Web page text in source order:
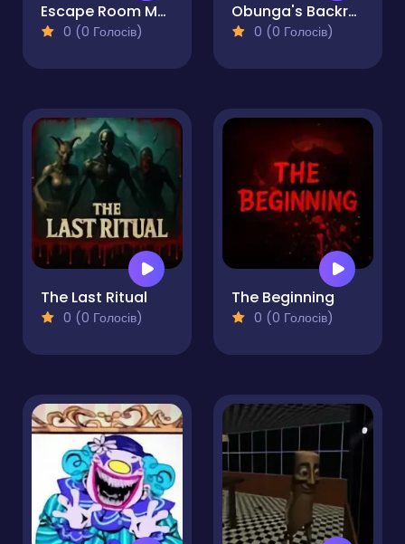
Escape Room Mystery Key 2
0 (0 Голосів)
Obunga's Backrooms
0 (0 Голосів)
The Last Ritual
0 (0 Голосів)
The Beginning
0 (0 Голосів)